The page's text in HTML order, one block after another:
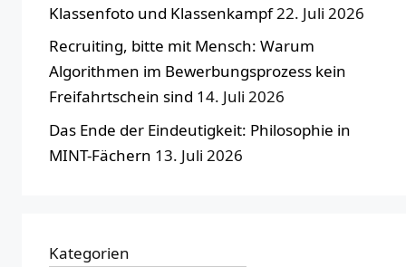
Klassenfoto und Klassenkampf22. Juli 2026
Recruiting, bitte mit Mensch: Warum
Algorithmen im Bewerbungsprozess kein
Freifahrtschein sind 14. Juli 2026
Das Ende der Eindeutigkeit: Philosophie in
MINT-Fächern 13. Juli 2026
Kategorien